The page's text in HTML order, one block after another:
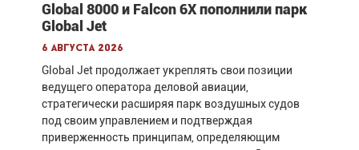
Global 8000 и Falcon 6X пополнили парк
Global Jet
6 августа 2026
Global Jet продолжает укреплять свои позиции
ведущего оператора деловой авиации,
стратегически расширяя парк воздушных судов
под своим управлением и подтверждая
приверженность принципам, определяющим